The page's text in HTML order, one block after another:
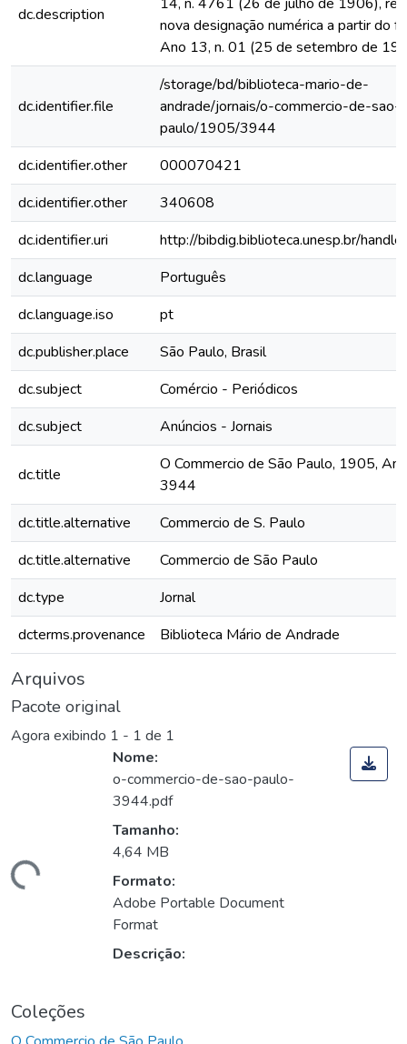
dc.description
nova designação numérica a partir do
Ano 13, n. 01 (25 de setembro de
dc.identifier.file
/storage/bd/biblioteca-mario-de-
andrade/jornais/o-commercio-de-sao-
paulo/1905/3944
dc.identifier.other
000070421
dc.identifier.other
340608
dc.identifier.uri
http://bibdig.biblioteca.unesp.br/
dc.language
Português
dc.language.iso
pt
dc.publisher.place
São Paulo, Brasil
dc.subject
Comércio - Periódicos
dc.subject
Anúncios - Jornais
dc.title
O Commercio de São Paulo, 1905,
3944
dc.title.alternative
Commercio de S. Paulo
dc.title.alternative
Commercio de São Paulo
dc.type
Jornal
dcterms.provenance
Biblioteca Mário de Andrade
Arquivos
Pacote original
Agora exibindo 1 - 1 de 1
Nome:
o-commercio-de-sao-paulo-
3944.pdf
Tamanho:
4,64 MB
Formato:
Adobe Portable Document
Format
Descrição:
Coleções